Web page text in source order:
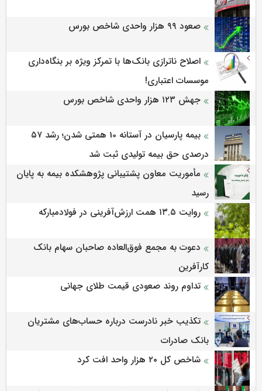
صعود ۹۹ هزار واحدی شاخص بورس
اصلاح ناترازی بانک‌ها با تمرکز ویژه بر بنگاه‌داری
موسسات اعتباری!
جهش ۱۲۳ هزار واحدی شاخص بورس
بیمه پارسیان در آستانه 10 همتی شدن؛ رشد ۵۷
درصدی حق بیمه تولیدی ثبت شد
مأموریت معاون پشتیبانی پژوهشكده بیمه به پایان
رسید
روایت ۱۳.۵ همت ارزش‌آفرینی در فولادمبارکه
دعوت به مجمع فوق‌العاده صاحبان سهام بانک
کارآفرین
تداوم روند صعودی قیمت طلای جهانی
تکذیب خبر نادرست درباره حساب‌های مشتریان
بانک صادرات
شاخص کل ۲۰ هزار واحد افت کرد